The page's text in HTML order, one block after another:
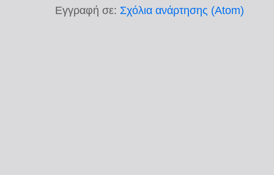
Εγγραφή σε: Σχόλια ανάρτησης (Atom)